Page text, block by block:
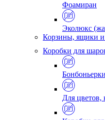
Фоамиран
Эколюкс
Корзины, ящики и
Коробки для
Бонбоньерки
Для цветов,